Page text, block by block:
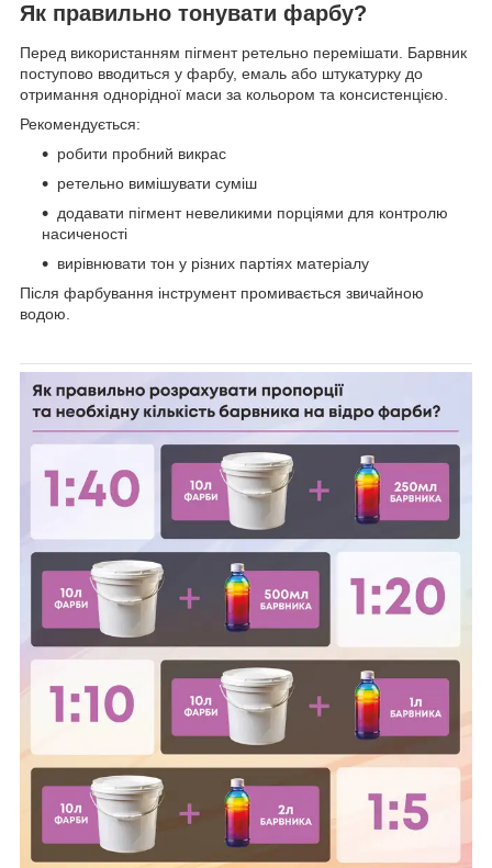
Як правильно тонувати фарбу?
Перед використанням пігмент ретельно перемішати. Барвник
поступово вводиться у фарбу, емаль або штукатурку до
отримання однорідної маси за кольором та консистенцією.
Рекомендується:
робити пробний викрас
ретельно вимішувати суміш
додавати пігмент невеликими порціями для контролю
насиченості
вирівнювати тон у різних партіях матеріалу
Після фарбування інструмент промивається звичайною
водою.